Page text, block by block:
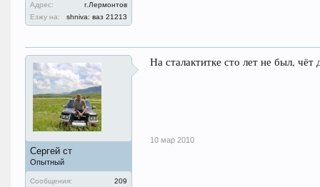
Адрес:
г.Лермонтов
Езжу на:
shniva: ваз 21213
Сергей ст
Опытный
Сообщения:
209
На сталактитке сто лет не был,
10 мар 2010